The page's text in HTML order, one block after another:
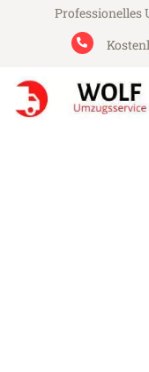
Professionelles